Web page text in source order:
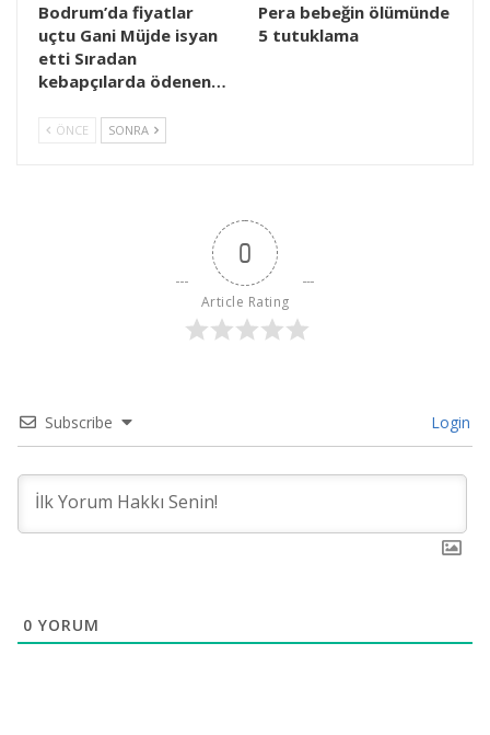
Bodrum’da fiyatlar
uçtu Gani Müjde isyan
etti Sıradan
kebapçılarda ödenen…
Pera bebeğin ölümünde
5 tutuklama
ÖNCE SONRA
0
Article Rating
Subscribe Login
0 YORUM